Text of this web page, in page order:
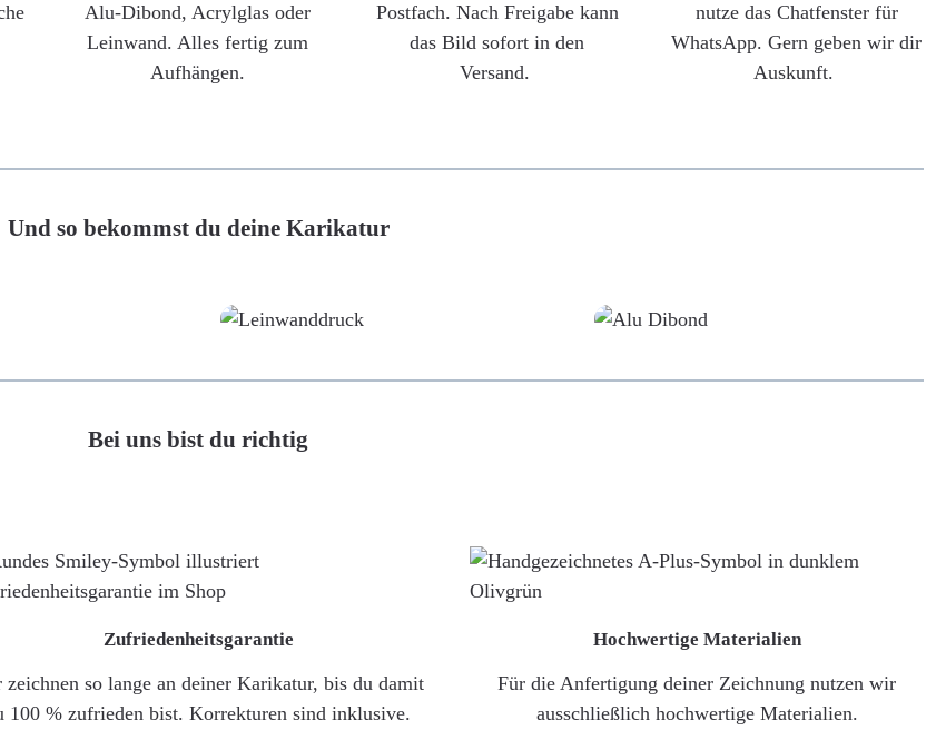
Alu-Dibond, Acrylglas oder
Leinwand. Alles fertig zum
Aufhängen.
Postfach. Nach Freigabe kann
das Bild sofort in den
Versand.
nutze das Chatfenster für
WhatsApp. Gern geben wir dir
Auskunft.
Und so bekommst du deine Karikatur
Bei uns bist du richtig
Zufriedenheitsgarantie
zeichnen so lange an deiner Karikatur, bis du damit
100 % zufrieden bist. Korrekturen sind inklusive.
Hochwertige Materialien
Für die Anfertigung deiner Zeichnung nutzen wir
ausschließlich hochwertige Materialien.